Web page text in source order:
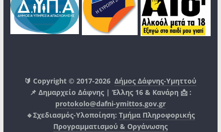
🔰 Copyright © 2017-2026Δήμος Δάφνης-Υμηττού
📌 Δημαρχείο Δάφνης | Έλλης 16 & Κανάρη 📩 :
protokolo@dafni-ymittos.gov.gr
🔹Σχεδιασμός-Υλοποίηση: Τμήμα Πληροφορικής
Προγραμματισμού & Οργάνωσης